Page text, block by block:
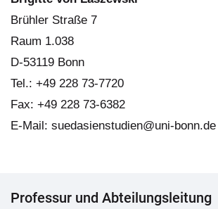
Brühler Straße 7
Raum 1.038
D-53119 Bonn
Tel.: +49 228 73-7720
Fax: +49 228 73-6382
E-Mail: suedasienstudien@uni-bonn.de
Professur und Abteilungsleitung